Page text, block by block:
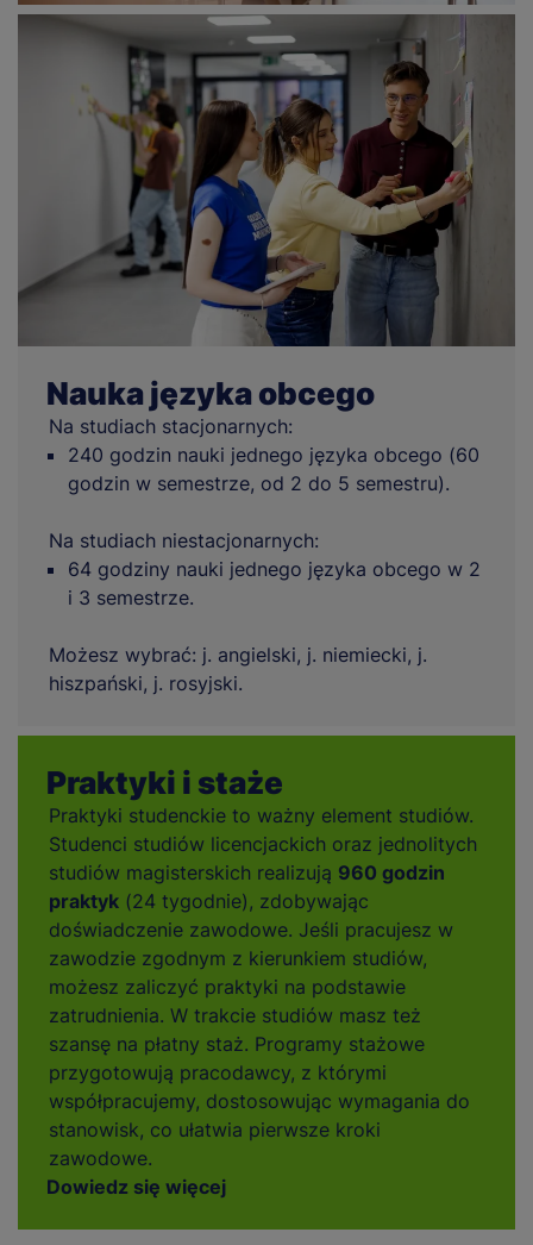
Nauka języka obcego
Na studiach stacjonarnych:
240 godzin nauki jednego języka obcego (60
godzin w semestrze, od 2 do 5 semestru).
Na studiach niestacjonarnych:
64 godziny nauki jednego języka obcego w 2
i 3 semestrze.
Możesz wybrać: j. angielski, j. niemiecki, j.
hiszpański, j. rosyjski.
Praktyki i staże
Praktyki studenckie to ważny element studiów.
Studenci studiów licencjackich oraz jednolitych
studiów magisterskich realizują 960 godzin
praktyk (24 tygodnie), zdobywając
doświadczenie zawodowe. Jeśli pracujesz w
zawodzie zgodnym z kierunkiem studiów,
możesz zaliczyć praktyki na podstawie
zatrudnienia. W trakcie studiów masz też
szansę na płatny staż. Programy stażowe
przygotowują pracodawcy, z którymi
współpracujemy, dostosowując wymagania do
stanowisk, co ułatwia pierwsze kroki
zawodowe.
Dowiedz się więcej